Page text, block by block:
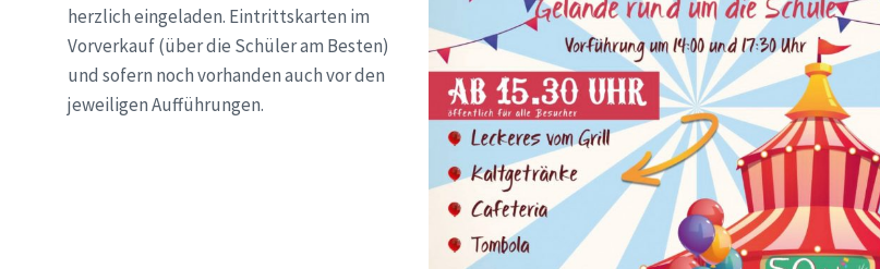
herzlich eingeladen. Eintrittskarten im
Vorverkauf (über die Schüler am Besten)
und sofern noch vorhanden auch vor den
jeweiligen Aufführungen.